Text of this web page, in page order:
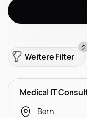
Weitere Filter
2
Medical IT
Bern